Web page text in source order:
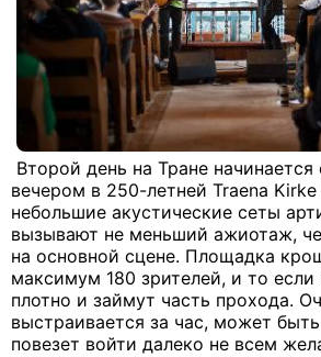
Второй день на Тране
вечером в 250-летней Traena Kirke
небольшие акустические сеты
вызывают не меньший ажиотаж,
на основной сцене. Площадка
максимум 180 зрителей, и то если
плотно и займут часть прохода.
выстраивается за час, может
повезет войти далеко не всем